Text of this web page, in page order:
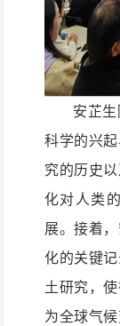
安芷
科学的兴
究的历史
化对人类
展。接着
化的关键
土研究，
为全球气